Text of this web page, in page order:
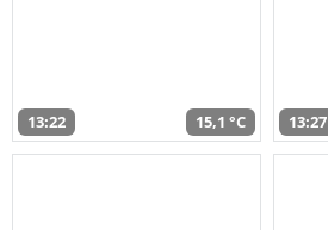
13:22 15,1 °C 13:27